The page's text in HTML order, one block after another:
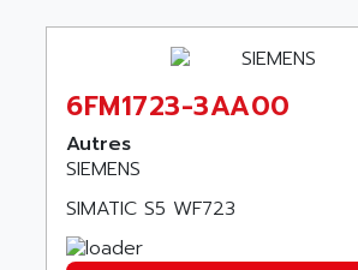
VERSAMAX
POSMO
SIMATIC TI505
PMC 1000
ACS400
584S
APELEC
APEX
APLEX TECHNOLOGY
APOTEKA
APPLE
6FM1723-3AA00
Autres
SIEMENS
SIMATIC S5 WF723